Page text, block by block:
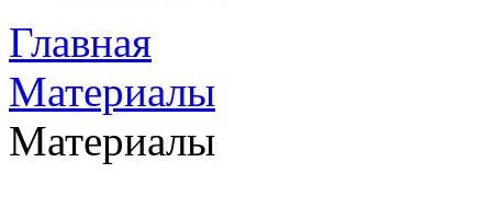
Главная
Материалы
Материалы